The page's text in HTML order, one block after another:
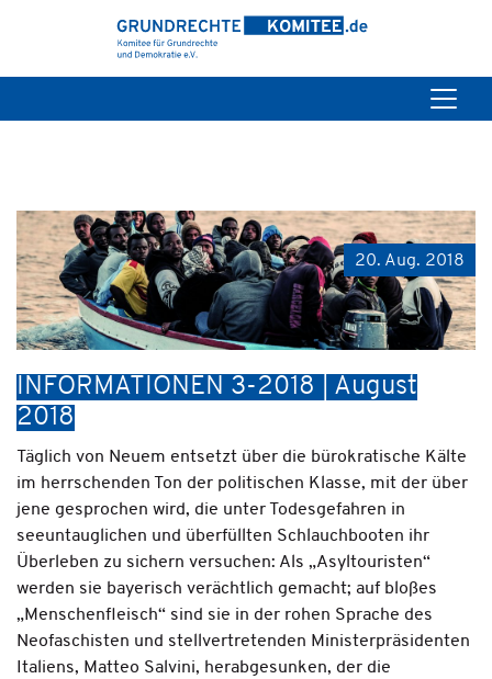
20. Aug. 2018
INFORMATIONEN 3-2018 | August
2018
Täglich von Neuem entsetzt über die bürokratische Kälte
im herrschenden Ton der politischen Klasse, mit der über
jene gesprochen wird, die unter Todesgefahren in
seeuntauglichen und überfüllten Schlauchbooten ihr
Überleben zu sichern versuchen: Als „Asyltouristen“
werden sie bayerisch verächtlich gemacht; auf bloßes
„Menschenfleisch“ sind sie in der rohen Sprache des
Neofaschisten und stellvertretenden Ministerpräsidenten
Italiens, Matteo Salvini, herabgesunken, der die